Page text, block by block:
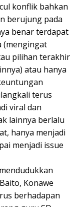
konflik bahkan
berujung pada
benar terdapat
(mengingat
pilihan terakhir
atau hanya
terus
viral dan
lainnya berlalu
hanya menjadi
menjadi issue
Konawe
berhadapan